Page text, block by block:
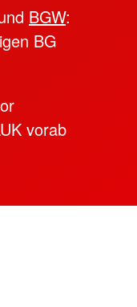
BGW:
BG
vorab